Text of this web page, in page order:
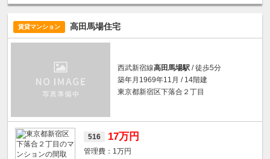
賃貸マンション 高田馬場住宅
西武新宿線高田馬場駅 / 徒歩5分
築年月1969年11月 / 14階建
東京都新宿区下落合２丁目
516 17万円
1万円